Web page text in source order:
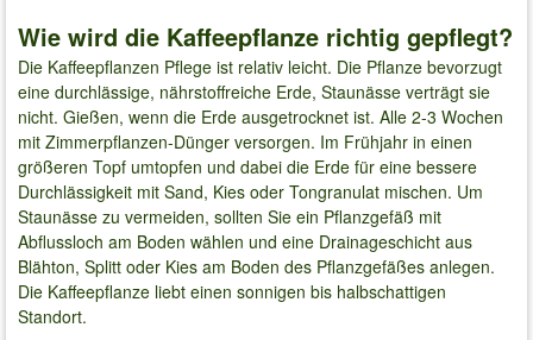
Wie wird die Kaffeepflanze richtig gepflegt?
Die Kaffeepflanzen Pflege ist relativ leicht. Die Pflanze bevorzugt
eine durchlässige, nährstoffreiche Erde, Staunässe verträgt sie
nicht. Gießen, wenn die Erde ausgetrocknet ist. Alle 2-3 Wochen
mit Zimmerpflanzen-Dünger versorgen. Im Frühjahr in einen
größeren Topf umtopfen und dabei die Erde für eine bessere
Durchlässigkeit mit Sand, Kies oder Tongranulat mischen. Um
Staunässe zu vermeiden, sollten Sie ein Pflanzgefäß mit
Abflussloch am Boden wählen und eine Drainageschicht aus
Blähton, Splitt oder Kies am Boden des Pflanzgefäßes anlegen.
Die Kaffeepflanze liebt einen sonnigen bis halbschattigen
Standort.